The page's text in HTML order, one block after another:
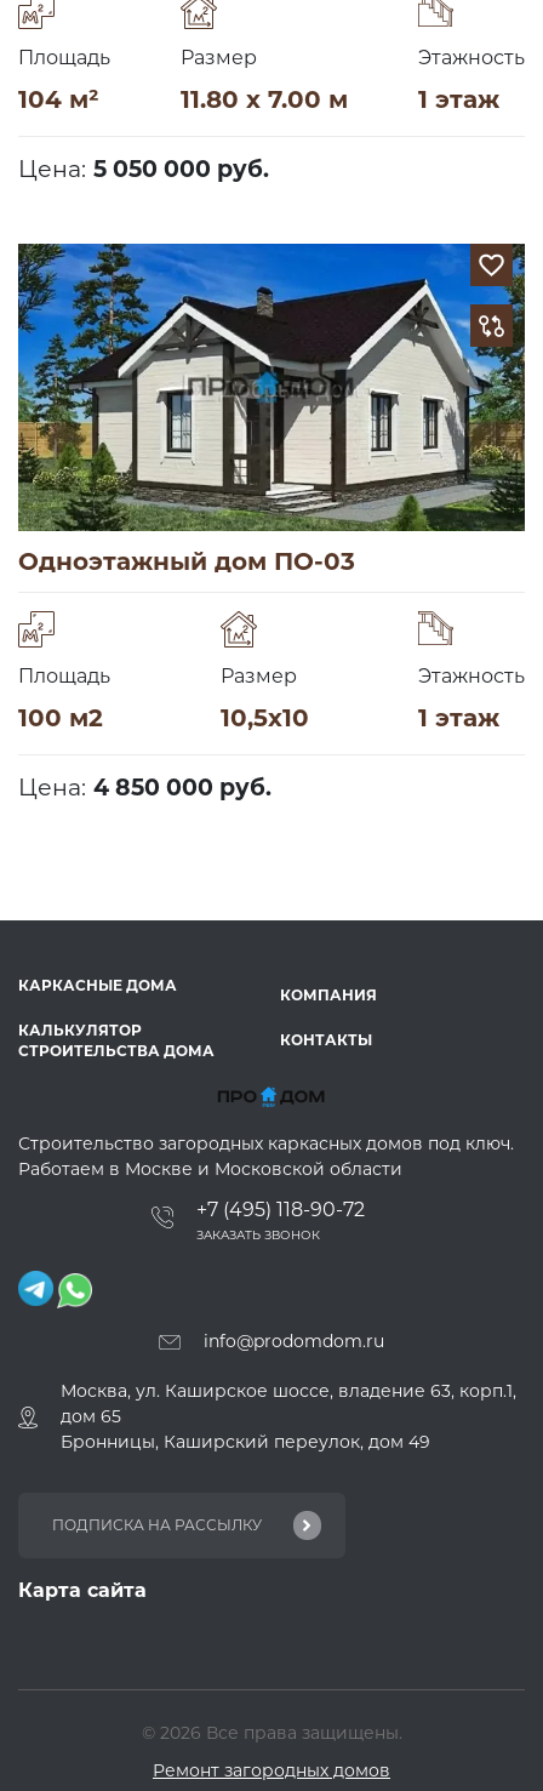
Площадь
104 м²
Размер
11.80 x 7.00 м
Этажность
1 этаж
Цена: 5 050 000 руб.
Одноэтажный дом ПО-03
Площадь
100 м2
Размер
10,5х10
Этажность
1 этаж
Цена: 4 850 000 руб.
КАРКАСНЫЕ ДОМА
КАЛЬКУЛЯТОР
СТРОИТЕЛЬСТВА ДОМА
КОМПАНИЯ
КОНТАКТЫ
Строительство загородных каркасных домов под ключ.
Работаем в Москве и Московской области
+7 (495) 118-90-72
ЗАКАЗАТЬ ЗВОНОК
info@prodomdom.ru
Москва, ул. Каширское шоссе, владение 63, корп.1,
дом 65
Бронницы, Каширский переулок, дом 49
Карта сайта
© 2026 Все права защищены.
Ремонт загородных домов